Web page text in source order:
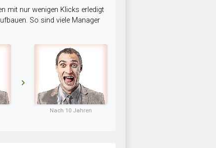
mit nur wenigen Klicks erledigt
So sind viele Manager
Nach 10 Jahren